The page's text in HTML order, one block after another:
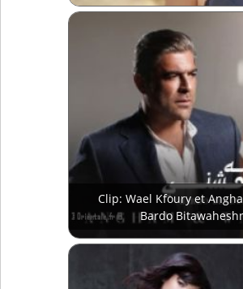
Clip: Wael Kfoury et
Bardo